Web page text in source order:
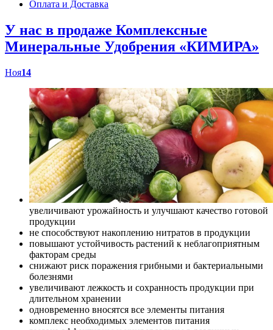
Оплата и Доставка
У нас в продаже Комплексные
Минеральные Удобрения «КИМИРА»
Ноя14
увеличивают урожайность и улучшают качество готовой
продукции
не способствуют накоплению нитратов в продукции
повышают устойчивость растений к неблагоприятным
факторам среды
снижают риск поражения грибными и бактериальными
болезнями
увеличивают лежкость и сохранность продукции при
длительном хранении
одновременно вносятся все элементы питания
комплекс необходимых элементов питания